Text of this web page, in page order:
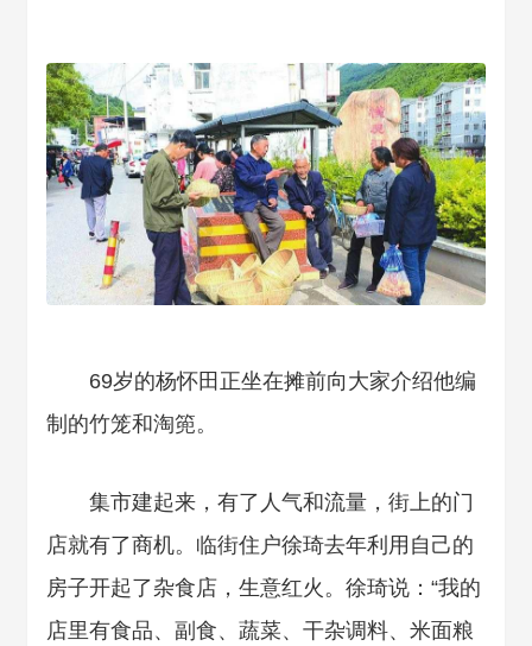
69岁的杨怀田正坐在摊前向大家介绍他编
制的竹笼和淘篼。
集市建起来，有了人气和流量，街上的门
店就有了商机。临街住户徐琦去年利用自己的
房子开起了杂食店，生意红火。徐琦说：“我的
店里有食品、副食、蔬菜、干杂调料、米面粮